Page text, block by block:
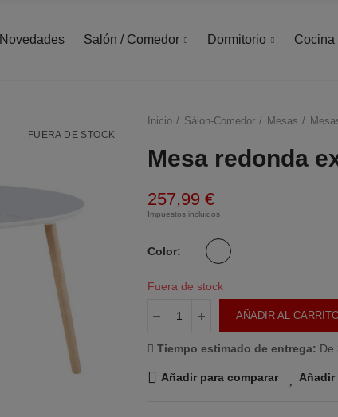
Novedades Salón / Comedor Dormitorio Cocina
FUERA DE STOCK
Inicio Sálon-Comedor Mesas
Mesa redonda
257,99 €
Impuestos incluidos
Color
Fuera de stock
AÑADIR AL
Tiempo estimado de entrega: De
Añadir para comparar Añadir